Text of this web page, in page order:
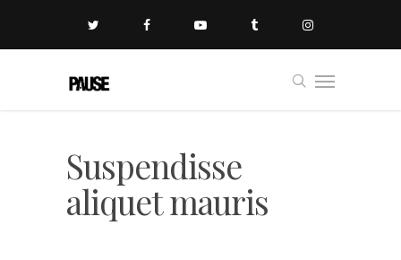
Suspendisse
aliquet mauris